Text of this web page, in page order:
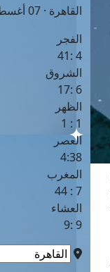
القاهرة · 07 أغسطس 2026 م
الفجر
4 :41
الشروق
6 :17
الظهر
1 : 1
العصر
4:38
المغرب
7 : 44
العشاء
9 :9